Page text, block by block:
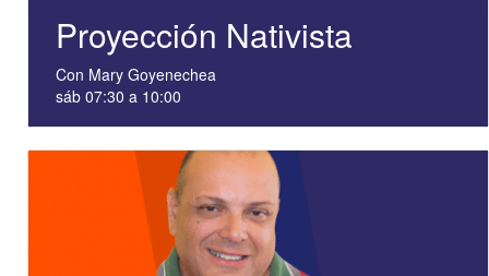
Proyección Nativista
Con Mary Goyenechea
sáb 07:30 a 10:00